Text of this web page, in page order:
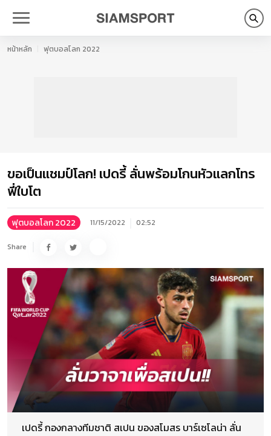
หน้าหลัก ฟุตบอลโลก 2022
ขอเป็นแชมป์โลก! เปดรี้ ลั่นพร้อมโกนหัวแลกโทร
ฟี่ใบโต
ฟุตบอลโลก 2022 11/15/2022 02:52
Share
เปดรี้ กองกลางทีมชาติ สเปน ของสโมสร บาร์เซโลน่า ลั่น